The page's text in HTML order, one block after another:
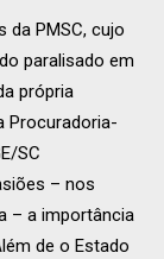
da PMSC, cujo
paralisado em
própria
Procuradoria-
SC
– nos
– a importância
de o Estado